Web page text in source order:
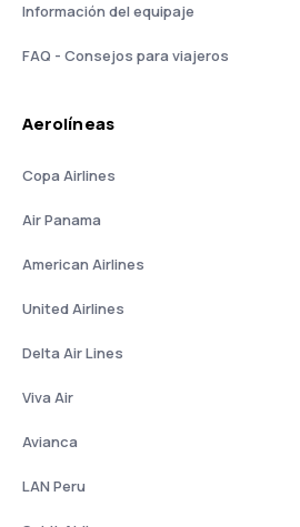
Información del equipaje
FAQ - Consejos para viajeros
Aerolíneas
Copa Airlines
Air Panama
American Airlines
United Airlines
Delta Air Lines
Viva Air
Avianca
LAN Peru